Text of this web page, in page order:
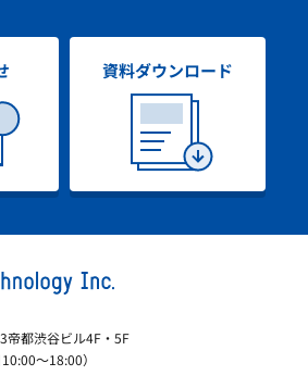
資料ダウンロード
帝都渋谷ビル4F・5F
10:00～18:00）